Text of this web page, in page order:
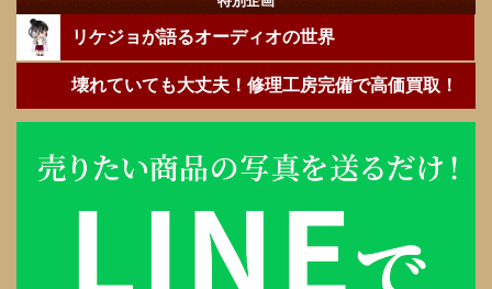
リケジョが語るオーディオの世界
壊れていても大丈夫！修理工房完備で高価買取！